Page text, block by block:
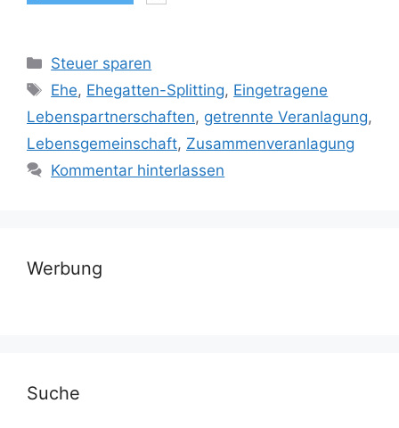
Kategorien
Steuer sparen
Schlagwörter
Ehe, Ehegatten-Splitting, Eingetragene
Lebenspartnerschaften, getrennte Veranlagung,
Lebensgemeinschaft, Zusammenveranlagung
Kommentar hinterlassen
Werbung
Suche